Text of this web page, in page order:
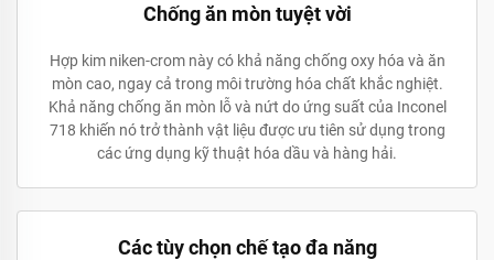
Chống ăn mòn tuyệt vời
Hợp kim niken-crom này có khả năng chống oxy hóa và ăn
mòn cao, ngay cả trong môi trường hóa chất khắc nghiệt.
Khả năng chống ăn mòn lỗ và nứt do ứng suất của Inconel
718 khiến nó trở thành vật liệu được ưu tiên sử dụng trong
các ứng dụng kỹ thuật hóa dầu và hàng hải.
Các tùy chọn chế tạo đa năng